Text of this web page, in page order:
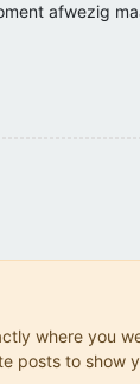
afwezig
where you
posts to show